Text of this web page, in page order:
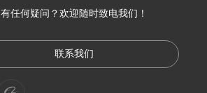
有任何疑问？欢迎随时致电我们！
联系我们